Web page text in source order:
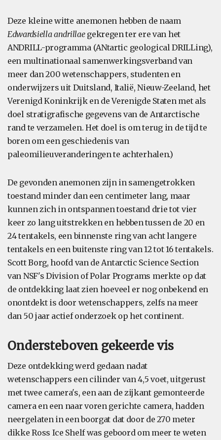
Deze kleine witte anemonen hebben de naam
Edwardsiella andrillae gekregen ter ere van het
ANDRILL-programma (ANtartic geological DRILLing),
een multinationaal samenwerkingsverband van
meer dan 200 wetenschappers, studenten en
onderwijzers uit Duitsland, Italië, Nieuw-Zeeland, het
Verenigd Koninkrijk en de Verenigde Staten met als
doel stratigrafische gegevens van de Antarctische
rand te verzamelen. Het doel is om terug in de tijd te
boren om een geschiedenis van
paleomilieuveranderingen te achterhalen.)
De gevonden anemonen zijn in samengetrokken
toestand minder dan een centimeter lang, maar
kunnen zich in ontspannen toestand drie tot vier
keer zo lang uitstrekken en hebben tussen de 20 en
24 tentakels, een binnenste ring van acht langere
tentakels en een buitenste ring van 12 tot 16 tentakels.
Scott Borg, hoofd van de Antarctic Science Section
van NSF's Division of Polar Programs merkte op dat
de ontdekking laat zien hoeveel er nog onbekend en
onontdekt is door wetenschappers, zelfs na meer
dan 50 jaar actief onderzoek op het continent.
Ondersteboven gekeerde vis
Deze ontdekking werd gedaan nadat
wetenschappers een cilinder van 4,5 voet, uitgerust
met twee camera's, een aan de zijkant gemonteerde
camera en een naar voren gerichte camera, hadden
neergelaten in een boorgat dat door de 270 meter
dikke Ross Ice Shelf was geboord om meer te weten